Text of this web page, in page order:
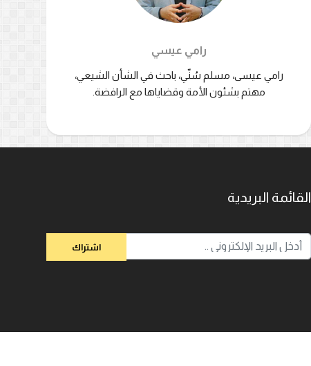
رامي عيسي
رامي عيسى، مسلم سُنّي، باحث في الشأن الشيعي،
مهتم بشئون الأمة وقضاياها مع الرافضة.
القائمة البريدية